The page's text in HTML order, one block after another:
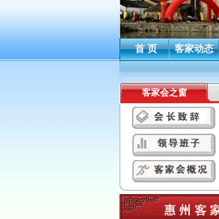
首 页 客家动态
客家会之窗